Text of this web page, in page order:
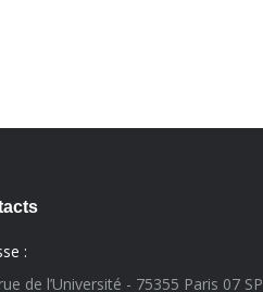
:
de l’Université - 75355 Paris 07 SP